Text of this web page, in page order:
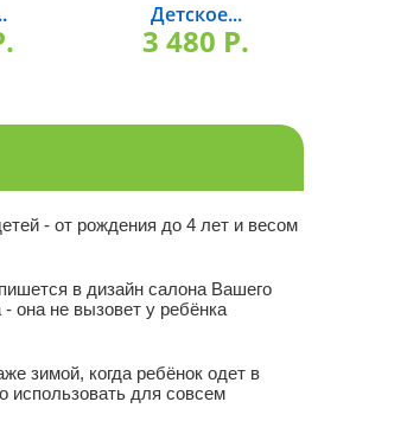
Детское...
3 480 P.
- от рождения до 4 лет и весом
в дизайн салона Вашего
она не вызовет у ребёнка
зимой, когда ребёнок одет в
использовать для совсем